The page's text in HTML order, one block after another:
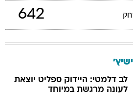
642
לב דלמטי: היידוק ספליט יוצאת
לעונה מרגשת במיוחד